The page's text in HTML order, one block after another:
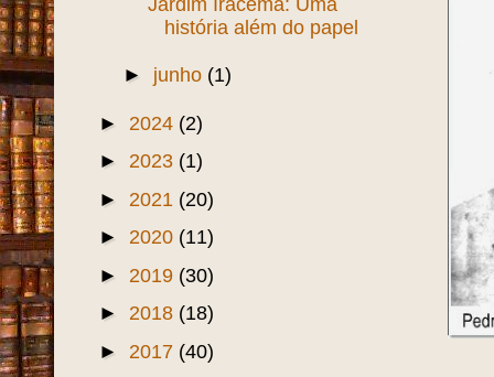
história além do papel
► junho (1)
► 2024 (2)
► 2023 (1)
► 2021 (20)
► 2020 (11)
► 2019 (30)
► 2018 (18)
► 2017 (40)